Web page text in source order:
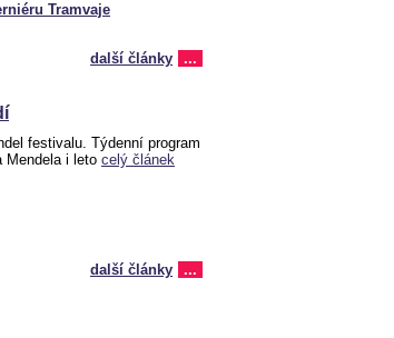
Tramvaje
další články
...
festivalu. Týdenní program
Mendela i leto celý článek
další články
...